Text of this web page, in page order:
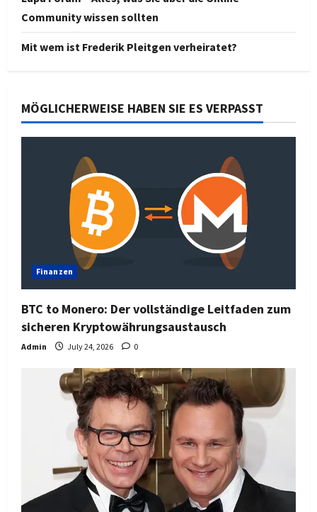
Community wissen sollten
Mit wem ist Frederik Pleitgen verheiratet?
MÖGLICHERWEISE HABEN SIE ES VERPASST
Finanzen
BTC to Monero: Der vollständige Leitfaden zum
sicheren Kryptowährungsaustausch
Admin July 24, 2026 0